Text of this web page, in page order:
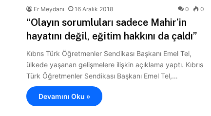
Er Meydanı 16 Aralık 2018 0 0
“Olayın sorumluları sadece Mahir’in
hayatını değil, eğitim hakkını da çaldı”
Kıbrıs Türk Öğretmenler Sendikası Başkanı Emel Tel,
ülkede yaşanan gelişmelere ilişkin açıklama yaptı. Kıbrıs
Türk Öğretmenler Sendikası Başkanı Emel Tel,…
Devamını Oku »